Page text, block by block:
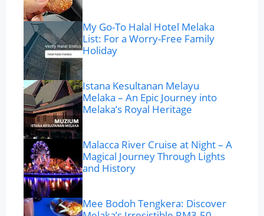
My Go-To Halal Hotel Melaka
List: For a Worry-Free Family
Holiday
Istana Kesultanan Melayu
Melaka – An Epic Journey into
Melaka’s Royal Heritage
Malacca River Cruise at Night – A
Magical Journey Through Lights
and History
Mee Bodoh Tengkera: Discover